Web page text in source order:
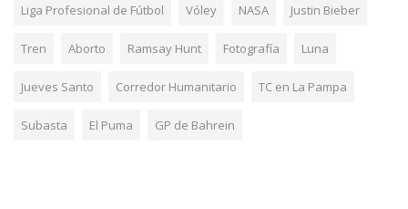
Liga Profesional de Fútbol Vóley NASA Justin Bieber
Tren Aborto Ramsay Hunt Fotografía Luna
Jueves Santo Corredor Humanitario TC en La Pampa
Subasta El Puma GP de Bahrein